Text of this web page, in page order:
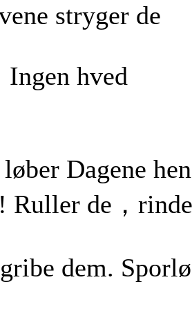
stryger de
hved
Dagene
Ruller de，
dem.